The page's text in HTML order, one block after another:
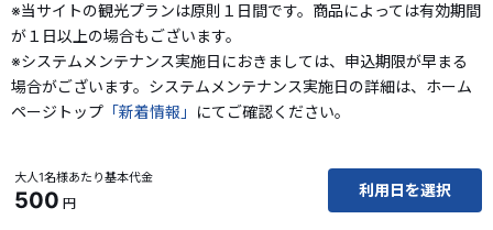
※当サイトの観光プランは原則１日間です。商品によっては有効期間
が１日以上の場合もございます。
※システムメンテナンス実施日におきましては、申込期限が早まる
場合がございます。システムメンテナンス実施日の詳細は、ホーム
ページトップ 「新着情報」 にてご確認ください。
大人1名様あたり基本代金
500 円
利用日を選択